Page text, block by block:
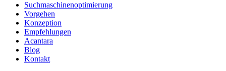
Suchmaschinenoptimierung
Vorgehen
Konzeption
Empfehlungen
Acantara
Blog
Kontakt